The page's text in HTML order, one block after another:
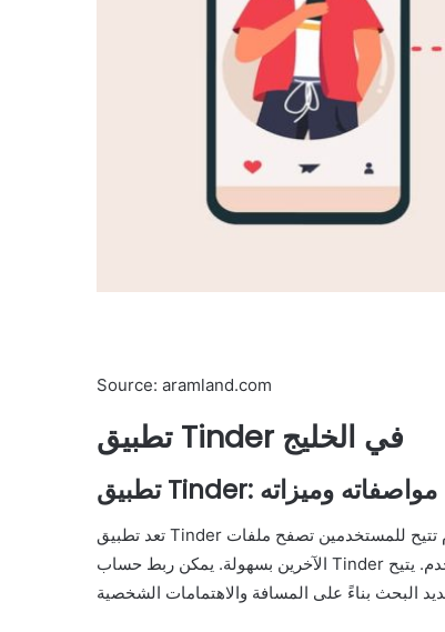
Source: aramland.com
تطبيق Tinder في الخليج
تطبيق Tinder: مواصفاته وميزاته
تعد تطبيق Tinder واحدًا من أشهر تطبيقات التعارف عالميًا، حيث يقدم واجهة سهلة الاستخدام تتيح للمستخدمين تصفح ملفات
الآخرين بسهولة. يمكن ربط حساب Tinder بحسابات وسائل التواصل الاجتماعي لعرض معلومات إضافية عن المستخدم. يتيح